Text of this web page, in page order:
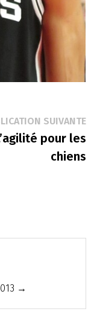
:
SUIVANTE
pour les
chiens
→